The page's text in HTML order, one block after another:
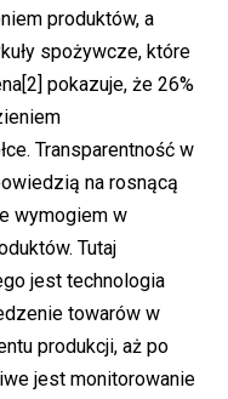
produktów, a
spożywcze, które
[2] pokazuje, że 26%
Transparentność w
na rosnącą
wymogiem w
Tutaj
jest technologia
towarów w
produkcji, aż po
jest monitorowanie